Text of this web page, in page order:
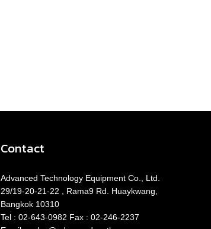
Contact
Advanced Technology Equipment Co., Ltd.​
29/19-20-21-22 , Rama9 Rd. Huaykwang,
Bangkok ​​10310
Tel : 02-643-0982 Fax : 02-246-2237